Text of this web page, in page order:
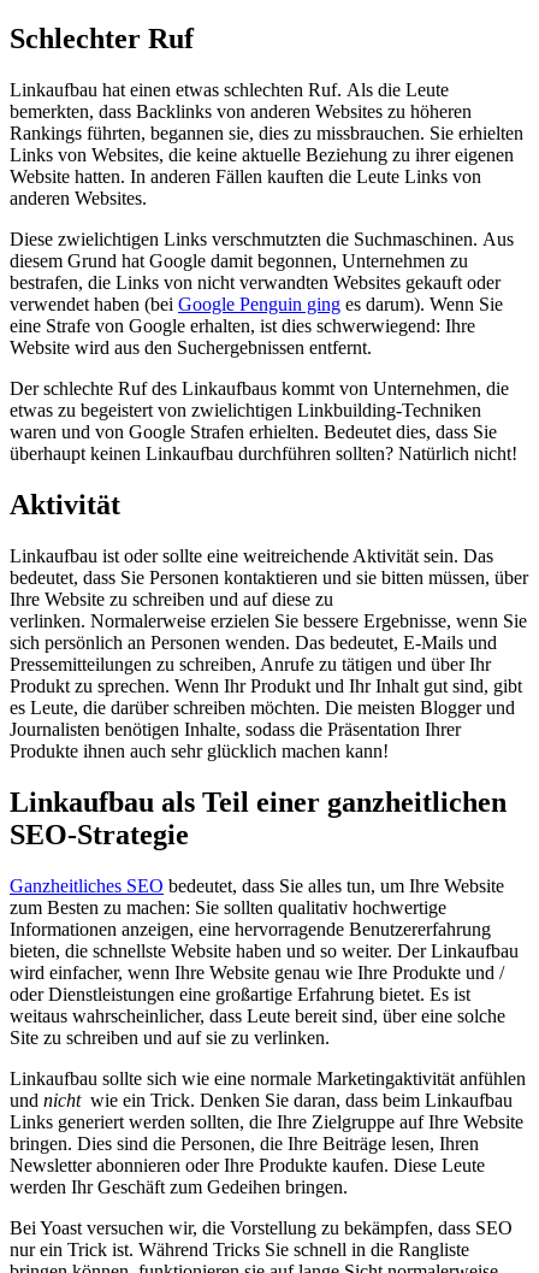
Schlechter Ruf
Linkaufbau hat einen etwas schlechten Ruf. Als die Leute
bemerkten, dass Backlinks von anderen Websites zu höheren
Rankings führten, begannen sie, dies zu missbrauchen. Sie erhielten
Links von Websites, die keine aktuelle Beziehung zu ihrer eigenen
Website hatten. In anderen Fällen kauften die Leute Links von
anderen Websites.
Diese zwielichtigen Links verschmutzten die Suchmaschinen. Aus
diesem Grund hat Google damit begonnen, Unternehmen zu
bestrafen, die Links von nicht verwandten Websites gekauft oder
verwendet haben (bei Google Penguin ging es darum). Wenn Sie
eine Strafe von Google erhalten, ist dies schwerwiegend: Ihre
Website wird aus den Suchergebnissen entfernt.
Der schlechte Ruf des Linkaufbaus kommt von Unternehmen, die
etwas zu begeistert von zwielichtigen Linkbuilding-Techniken
waren und von Google Strafen erhielten. Bedeutet dies, dass Sie
überhaupt keinen Linkaufbau durchführen sollten? Natürlich nicht!
Aktivität
Linkaufbau ist oder sollte eine weitreichende Aktivität sein. Das
bedeutet, dass Sie Personen kontaktieren und sie bitten müssen, über
Ihre Website zu schreiben und auf diese zu
verlinken. Normalerweise erzielen Sie bessere Ergebnisse, wenn Sie
sich persönlich an Personen wenden. Das bedeutet, E-Mails und
Pressemitteilungen zu schreiben, Anrufe zu tätigen und über Ihr
Produkt zu sprechen. Wenn Ihr Produkt und Ihr Inhalt gut sind, gibt
es Leute, die darüber schreiben möchten. Die meisten Blogger und
Journalisten benötigen Inhalte, sodass die Präsentation Ihrer
Produkte ihnen auch sehr glücklich machen kann!
Linkaufbau als Teil einer ganzheitlichen
SEO-Strategie
Ganzheitliches SEO bedeutet, dass Sie alles tun, um Ihre Website
zum Besten zu machen: Sie sollten qualitativ hochwertige
Informationen anzeigen, eine hervorragende Benutzererfahrung
bieten, die schnellste Website haben und so weiter. Der Linkaufbau
wird einfacher, wenn Ihre Website genau wie Ihre Produkte und /
oder Dienstleistungen eine großartige Erfahrung bietet. Es ist
weitaus wahrscheinlicher, dass Leute bereit sind, über eine solche
Site zu schreiben und auf sie zu verlinken.
Linkaufbau sollte sich wie eine normale Marketingaktivität anfühlen
und nichtwie ein Trick. Denken Sie daran, dass beim Linkaufbau
Links generiert werden sollten, die Ihre Zielgruppe auf Ihre Website
bringen. Dies sind die Personen, die Ihre Beiträge lesen, Ihren
Newsletter abonnieren oder Ihre Produkte kaufen. Diese Leute
werden Ihr Geschäft zum Gedeihen bringen.
Bei Yoast versuchen wir, die Vorstellung zu bekämpfen, dass SEO
nur ein Trick ist. Während Tricks Sie schnell in die Rangliste